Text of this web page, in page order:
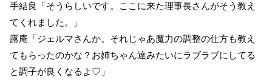
手結良「そうらしいです。ここに来た理事長さんがそう教え
てくれました。」
露庵「ジェルマさんか。それじゃあ魔力の調整の仕方も教え
てもらったのかな？お姉ちゃん達みたいにラブラブにしてる
と調子が良くなるよ♡」